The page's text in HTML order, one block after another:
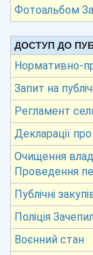
Фотоальбом
ДОСТУП ДО
Нормативно-
Запит на
Регламент
Декларації
Очищення
Проведення
Публічні
Поліція
Воєнний стан